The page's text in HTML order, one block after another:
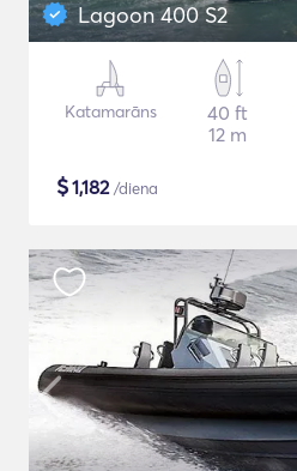
Lagoon 400 S2
Katamarāns
40 ft
12 m
$1,182/diena